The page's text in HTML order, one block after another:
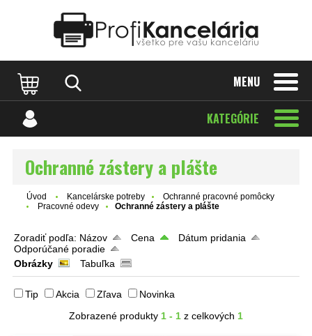
MENU
KATEGÓRIE
Ochranné zástery a plášte
Úvod Kancelárske potreby
Ochranné pracovné pomôcky
Pracovné odevy
Ochranné zástery a plášte
Zoradiť podľa: Názov Cena
Dátum pridania
Odporúčané poradie
Obrázky
Tabuľka
Tip Akcia Zľava
Novinka
Zobrazené produkty 1 - 1 z celkových 1
Katalóg internetových stránok Designed by Rawpixel.com